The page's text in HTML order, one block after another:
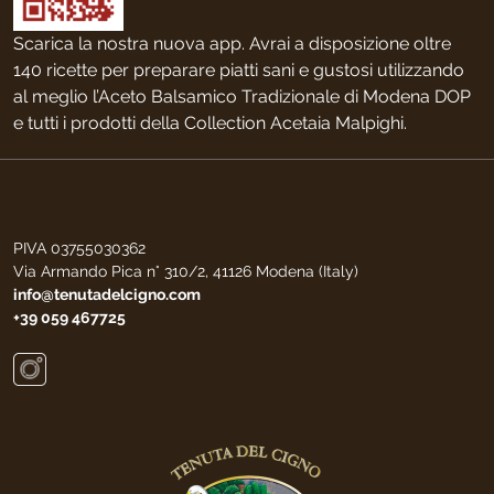
Scarica la nostra nuova app. Avrai a disposizione oltre
140 ricette per preparare piatti sani e gustosi utilizzando
al meglio l’Aceto Balsamico Tradizionale di Modena DOP
e tutti i prodotti della Collection Acetaia Malpighi.
PIVA 03755030362
Via Armando Pica n° 310/2, 41126 Modena (Italy)
info@tenutadelcigno.com
+39 059 467725